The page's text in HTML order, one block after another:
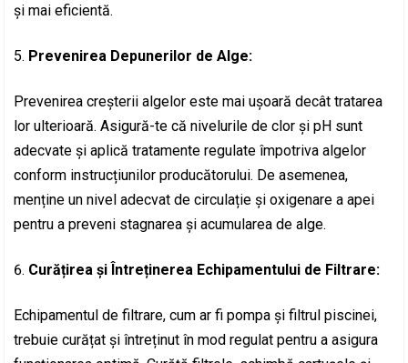
și mai eficientă.
Prevenirea Depunerilor de Alge:
Prevenirea creșterii algelor este mai ușoară decât tratarea
lor ulterioară. Asigură-te că nivelurile de clor și pH sunt
adecvate și aplică tratamente regulate împotriva algelor
conform instrucțiunilor producătorului. De asemenea,
menține un nivel adecvat de circulație și oxigenare a apei
pentru a preveni stagnarea și acumularea de alge.
Curățirea și Întreținerea Echipamentului de Filtrare:
Echipamentul de filtrare, cum ar fi pompa și filtrul piscinei,
trebuie curățat și întreținut în mod regulat pentru a asigura